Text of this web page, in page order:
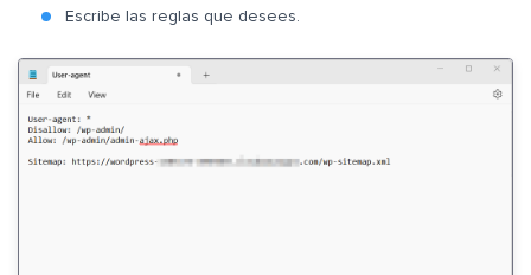
Escribe las reglas que desees.